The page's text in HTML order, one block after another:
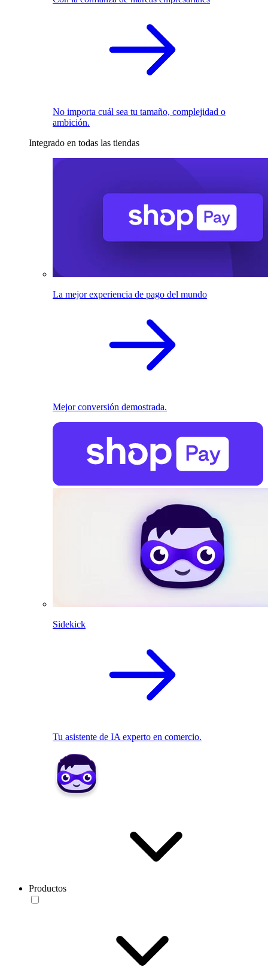
No importa cuál sea tu tamaño, complejidad o
ambición.
Integrado en todas las tiendas
La mejor experiencia de pago del mundo
Mejor conversión demostrada.
Sidekick
Tu asistente de IA experto en comercio.
Productos